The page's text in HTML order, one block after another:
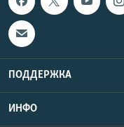
ПОДДЕРЖКА
ИНФО